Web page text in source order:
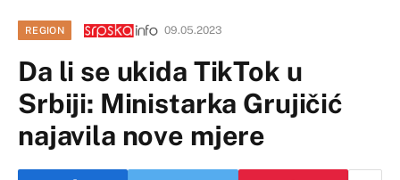
REGION 09.05.2023
Da li se ukida TikTok u
Srbiji: Ministarka Grujičić
najavila nove mjere